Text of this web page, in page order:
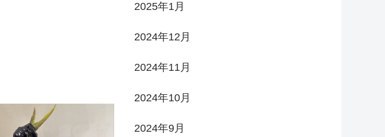
2025年1月
2024年12月
2024年11月
2024年10月
2024年9月